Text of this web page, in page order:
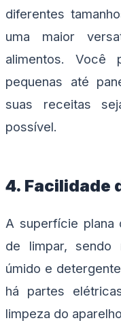
diferentes
uma maior
alimentos. Você
pequenas até
suas receitas
possível.
4. Facilidade
A superfície
de limpar, sendo
úmido e
há partes
limpeza do